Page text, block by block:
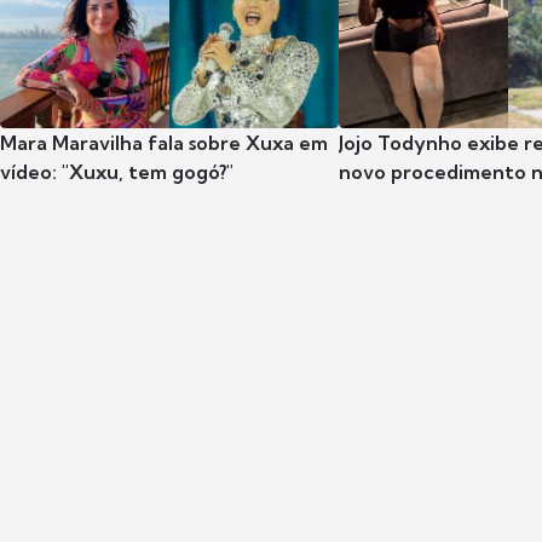
Mara Maravilha fala sobre Xuxa em
vídeo: "Xuxu, tem gogó?"
Jojo Todynho exibe
novo procedimento